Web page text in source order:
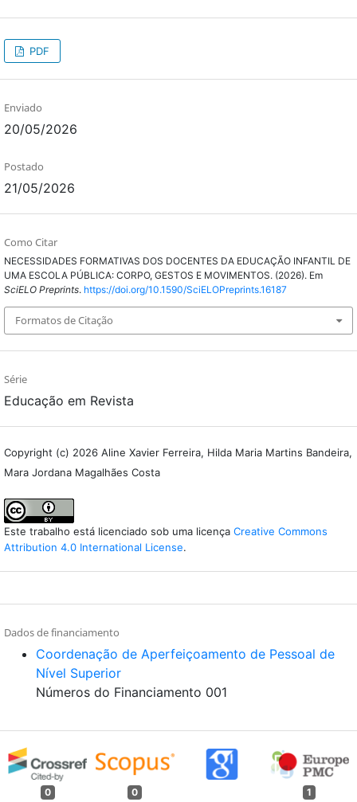
PDF
Enviado
20/05/2026
Postado
21/05/2026
Como Citar
NECESSIDADES FORMATIVAS DOS DOCENTES DA EDUCAÇÃO INFANTIL DE
UMA ESCOLA PÚBLICA: CORPO, GESTOS E MOVIMENTOS. (2026). Em
SciELO Preprints. https://doi.org/10.1590/SciELOPreprints.16187
Formatos de Citação
Série
Educação em Revista
Copyright (c) 2026 Aline Xavier Ferreira, Hilda Maria Martins Bandeira,
Mara Jordana Magalhães Costa
Este trabalho está licenciado sob uma licença Creative Commons
Attribution 4.0 International License.
Dados de financiamento
Coordenação de Aperfeiçoamento de Pessoal de
Nível Superior
Números do Financiamento 001
0 0 1